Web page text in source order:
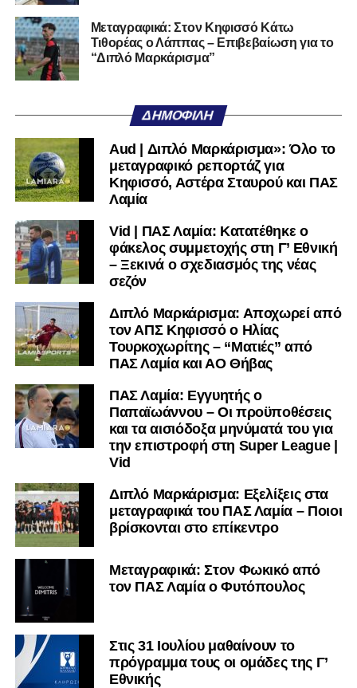
Αν η Λαμία συνεχίσει να μικραίνει τον εαυτό της, δεν θα
χρειαστεί κανείς άλλος να το κάνει.
Όταν αποφασίσει να συνειδητοποιήσει ότι είναι
πολύ μικρή.
Ακολουθήστε το lamiara.grστοGoogle Newsγια να
μαθαίνετε πρώτοι τα κυανόλευκα νέα στην Ελλάδα και τον
υπόλοιπο κόσμο. Ακολουθήστε το lamiara.gr στο
μαθαίνετε σε χρόνο dt όλα τα νέα.
Μεταγραφικά: Στον Κηφισσό Κάτω
Τιθορέας ο Λάππας – Επιβεβαίωση για το
“Διπλό Μαρκάρισμα”
ΔΗΜΟΦΙΛΉ
Aud | Διπλό Μαρκάρισμα»: Όλο το
μεταγραφικό ρεπορτάζ για
Κηφισσό, Αστέρα Σταυρού και ΠΑΣ
Λαμία
Vid | ΠΑΣ Λαμία: Κατατέθηκε ο
φάκελος συμμετοχής στη Γ’ Εθνική
– Ξεκινά ο σχεδιασμός της νέας
σεζόν
Διπλό Μαρκάρισμα: Αποχωρεί από
τον ΑΠΣ Κηφισσό ο Ηλίας
Τουρκοχωρίτης – “Ματιές” από
ΠΑΣ Λαμία και ΑΟ Θήβας
ΠΑΣ Λαμία: Εγγυητής ο
Παπαϊωάννου – Οι προϋποθέσεις
και τα αισιόδοξα μηνύματά του για
την επιστροφή στη Super League |
Vid
Διπλό Μαρκάρισμα: Εξελίξεις στα
μεταγραφικά του ΠΑΣ Λαμία – Ποιοι
βρίσκονται στο επίκεντρο
Μεταγραφικά: Στον Φωκικό από
τον ΠΑΣ Λαμία ο Φυτόπουλος
Στις 31 Ιουλίου μαθαίνουν το
πρόγραμμα τους οι ομάδες της Γ’
Εθνικής